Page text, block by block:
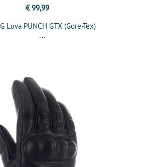
€ 99,99
Luva PUNCH GTX (Gore-Tex)